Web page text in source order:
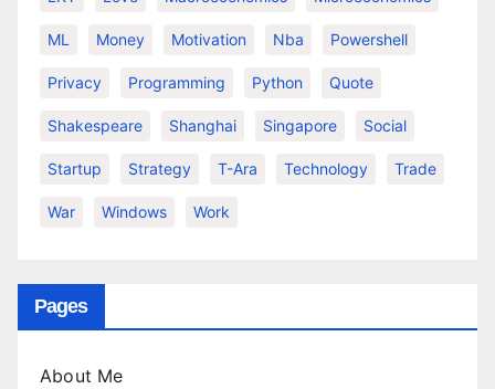
ML Money Motivation Nba Powershell
Privacy Programming Python Quote
Shakespeare Shanghai Singapore Social
Startup Strategy T-Ara Technology Trade
War Windows Work
Pages
About Me